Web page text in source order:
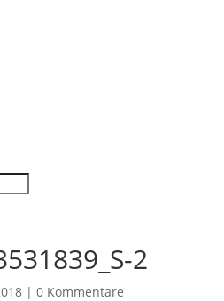
2
| 0 Kommentare